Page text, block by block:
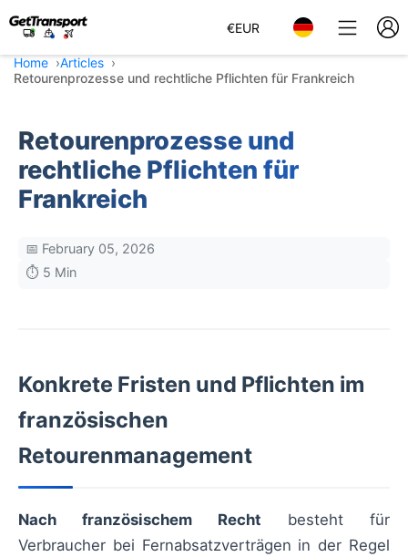
€EUR
Home
Articles
Retourenprozesse und rechtliche Pflichten für Frankreich
Retourenprozesse und
rechtliche Pflichten für
Frankreich
📅 February 05, 2026
⏱️ 5 Min
Konkrete Fristen und Pflichten im
französischen
Retourenmanagement
Nach französischem Recht besteht für
Verbraucher bei Fernabsatzverträgen in der Regel